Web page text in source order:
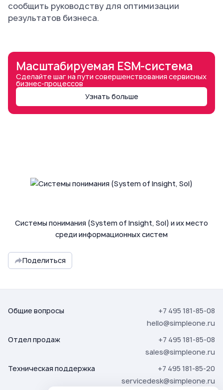
сообщить руководству для оптимизации
результатов бизнеса.
Масштабируемая ESM-система
Сделайте шаг на пути совершенствования сервисных
бизнес-процессов
Узнать больше
Системы понимания (System of Insight, SoI) и их место
среди информационных систем
Поделиться
Общие вопросы
+7 495 181-85-08
hello@simpleone.ru
Отдел продаж
+7 495 181-85-08
sales@simpleone.ru
Техническая поддержка
+7 495 181-85-20
servicedesk@simpleone.ru